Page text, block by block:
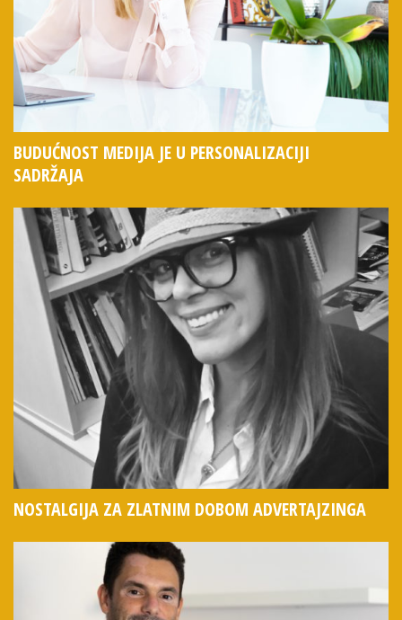
BUDUĆNOST MEDIJA JE U PERSONALIZACIJI
SADRŽAJA
NOSTALGIJA ZA ZLATNIM DOBOM ADVERTAJZINGA